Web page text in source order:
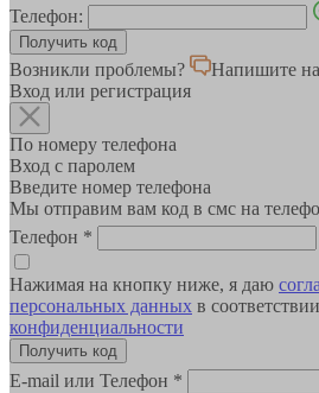
Телефон:
Возникли проблемы?
Напишите
Вход или регистрация
По номеру телефона
Вход с паролем
Введите номер телефона
Мы отправим вам код в смс на
Телефон *
Нажимая на кнопку ниже, я даю
персональных данных в
конфиденциальности
E-mail или Телефон *